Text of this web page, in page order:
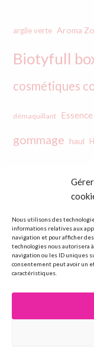
Nous utilisons des
informations relatives aux
navigation et pour afficher
technologies nous autorisera
navigation ou les ID uniques
consentement peut avoir un
caractéristiques.
argile verte Aroma
Biotyfull
cosmétiques
démaquillant Essence
gommage haul
Monday
nettoyant
rouge à
Sleek